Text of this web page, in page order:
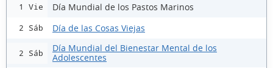
1 Vie Día Mundial de los Pastos Marinos
2 Sáb Día de las Cosas Viejas
2 Sáb
Día Mundial del Bienestar Mental de los
Adolescentes